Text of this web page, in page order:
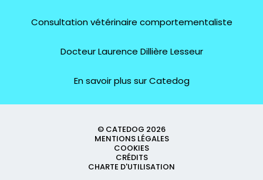
Consultation vétérinaire comportementaliste
Docteur Laurence Dillière Lesseur
En savoir plus sur Catedog
© CATEDOG 2026
MENTIONS LÉGALES
COOKIES
CRÉDITS
CHARTE D'UTILISATION